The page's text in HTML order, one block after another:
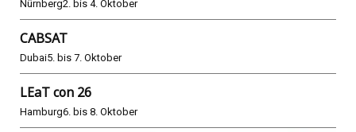
Nürnberg2. bis 4. Oktober
CABSAT
Dubai5. bis 7. Oktober
LEaT con 26
Hamburg6. bis 8. Oktober